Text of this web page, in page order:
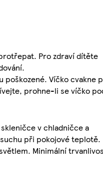
Pro zdraví dítěte
poškozené. Víčko cvakne
prohne-li se víčko
v chladničce a
při pokojové teplotě.
Minimální